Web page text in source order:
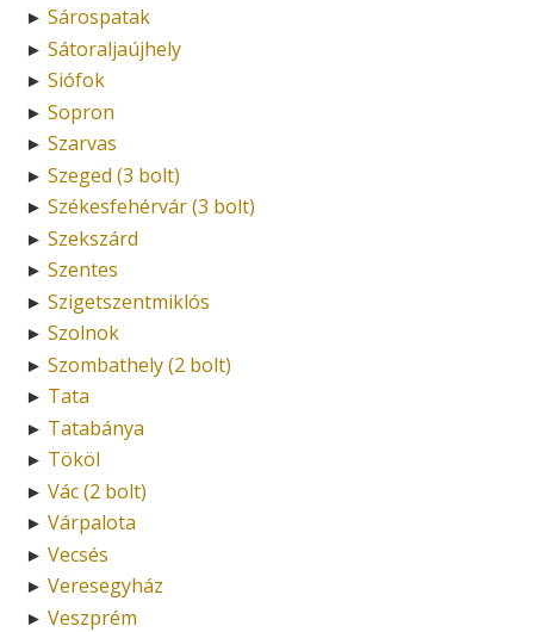
► Sárospatak
► Sátoraljaújhely
► Siófok
► Sopron
► Szarvas
► Szeged (3 bolt)
► Székesfehérvár (3 bolt)
► Szekszárd
► Szentes
► Szigetszentmiklós
► Szolnok
► Szombathely (2 bolt)
► Tata
► Tatabánya
► Tököl
► Vác (2 bolt)
► Várpalota
► Vecsés
► Veresegyház
► Veszprém